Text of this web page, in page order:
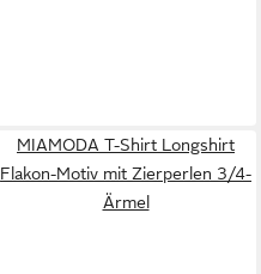
MIAMODA T-Shirt Longshirt
Flakon-Motiv mit Zierperlen 3/4-
Ärmel